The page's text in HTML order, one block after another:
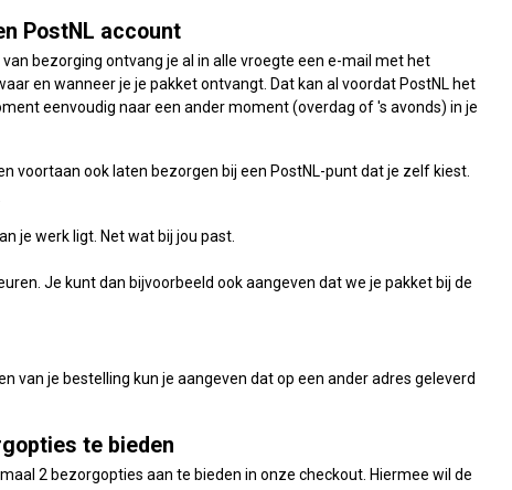
PostNL account
bezorging ontvang je al in alle vroegte een e-mail met het
en wanneer je je pakket ontvangt. Dat kan al voordat PostNL het
eenvoudig naar een ander moment (overdag of 's avonds) in je
voortaan ook laten bezorgen bij een PostNL-punt dat je zelf kiest.
je werk ligt. Net wat bij jou past.
Je kunt dan bijvoorbeeld ook aangeven dat we je pakket bij de
van je bestelling kun je aangeven dat op een ander adres geleverd
te bieden
2 bezorgopties aan te bieden in onze checkout. Hiermee wil de